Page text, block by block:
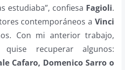
estudiaba”, confiesa Fagioli.
contemporáneos aVinci
Con mi anterior trabajo,
quise recuperar algunos:
Cafaro, Domenico Sarro o